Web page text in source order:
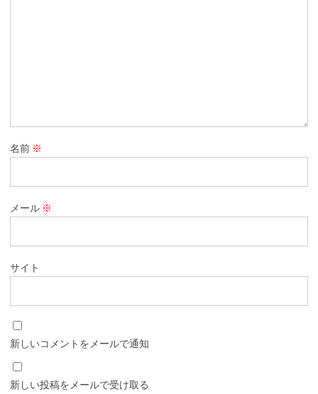
名前 ※
メール ※
サイト
新しいコメントをメールで通知
新しい投稿をメールで受け取る